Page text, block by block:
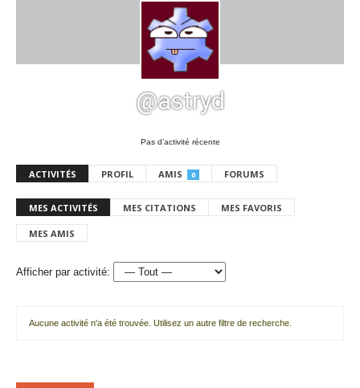
@astryd
Pas d’activité récente
ACTIVITÉS PROFIL AMIS 0 FORUMS
MES ACTIVITÉS MES CITATIONS MES FAVORIS
MES AMIS
Afficher par activité:
Aucune activité n'a été trouvée. Utilisez un autre filtre de recherche.